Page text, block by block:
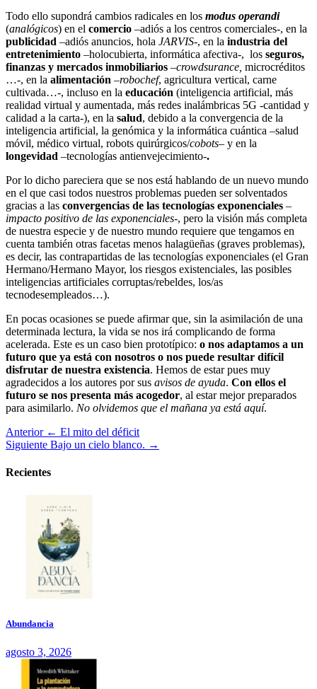
Todo ello supondrá cambios radicales en los modus operandi
(analógicos) en el comercio –adiós a los centros comerciales-, en la
publicidad –adiós anuncios, hola JARVIS-, en la industria del
entretenimiento –holocubierta, informática afectiva-, los seguros,
finanzas y mercados inmobiliarios –crowdsurance, microcréditos
…-, en la alimentación –robochef, agricultura vertical, carne
cultivada…-, incluso en la educación (inteligencia artificial, más
realidad virtual y aumentada, más redes inalámbricas 5G -cantidad y
calidad a la carta-), en la salud, debido a la convergencia de la
inteligencia artificial, la genómica y la informática cuántica –salud
móvil, médico virtual, robots quirúrgicos/cobots– y en la
longevidad –tecnologías antienvejecimiento-.
Por lo dicho pareciera que se nos está hablando de un nuevo mundo
en el que casi todos nuestros problemas pueden ser solventados
gracias a las convergencias de las tecnologías exponenciales –
impacto positivo de las exponenciales-, pero la visión más completa
de nuestra especie y de nuestro mundo requiere que tengamos en
cuenta también otras facetas menos halagüeñas (graves problemas),
es decir, las contrapartidas de las tecnologías exponenciales (el Gran
Hermano/Hermano Mayor, los riesgos existenciales, las posibles
inteligencias artificiales corruptas/rebeldes, los/as
tecnodesempleados…).
En pocas ocasiones se puede afirmar que, sin la asimilación de una
determinada lectura, la vida se nos irá complicando de forma
acelerada. Este es un caso bien prototípico: o nos adaptamos a un
futuro que ya está con nosotros o nos puede resultar difícil
disfrutar de nuestra existencia. Hemos de estar pues muy
agradecidos a los autores por sus avisos de ayuda. Con ellos el
futuro se nos presenta más acogedor, al estar mejor preparados
para asimilarlo. No olvidemos que el mañana ya está aquí.
Anterior ← El mito del déficit
Siguiente Bajo un cielo blanco. →
Recientes
Abundancia
agosto 3, 2026